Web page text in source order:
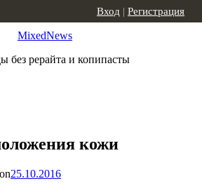
MixedNews
без рерайта и копипасты
Вход | Регистрация
кожи
25.10.2016